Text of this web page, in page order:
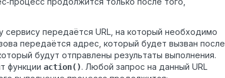
передаётся URL, на который необходимо
передаётся адрес, который будет вызван после
будут отправлены результаты выполнения.
функции action(). Любой запрос на данный URL